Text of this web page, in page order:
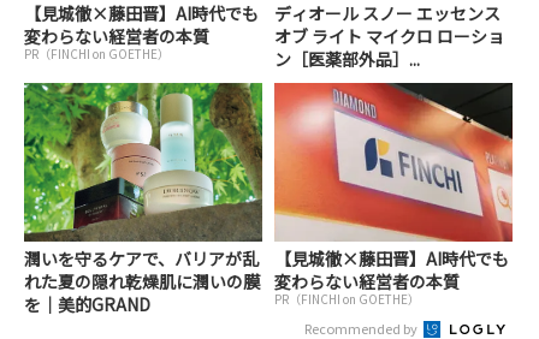
【見城徹×藤田晋】AI時代でも
変わらない経営者の本質
PR（FINCHI on GOETHE）
ディオール スノー エッセンス
オブ ライト マイクロ ローショ
ン［医薬部外品］...
潤いを守るケアで、バリアが乱
れた夏の隠れ乾燥肌に潤いの膜
を｜美的GRAND
【見城徹×藤田晋】AI時代でも
変わらない経営者の本質
PR（FINCHI on GOETHE）
Recommended by